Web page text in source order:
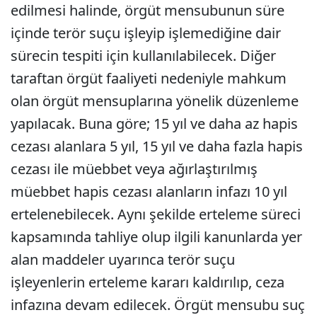
edilmesi halinde, örgüt mensubunun süre
içinde terör suçu işleyip işlemediğine dair
sürecin tespiti için kullanılabilecek. Diğer
taraftan örgüt faaliyeti nedeniyle mahkum
olan örgüt mensuplarına yönelik düzenleme
yapılacak. Buna göre; 15 yıl ve daha az hapis
cezası alanlara 5 yıl, 15 yıl ve daha fazla hapis
cezası ile müebbet veya ağırlaştırılmış
müebbet hapis cezası alanların infazı 10 yıl
ertelenebilecek. Aynı şekilde erteleme süreci
kapsamında tahliye olup ilgili kanunlarda yer
alan maddeler uyarınca terör suçu
işleyenlerin erteleme kararı kaldırılıp, ceza
infazına devam edilecek. Örgüt mensubu suç